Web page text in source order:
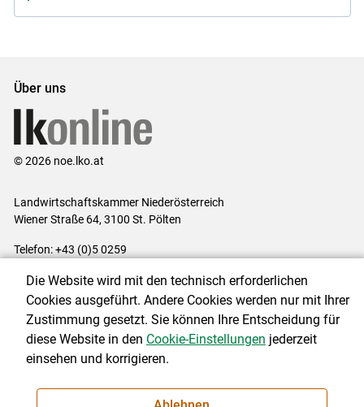
Über uns
© 2026 noe.lko.at
Landwirtschaftskammer Niederösterreich
Wiener Straße 64, 3100 St. Pölten
Telefon: +43 (0)5 0259
Impressum|Kontakt|Datenschutzerklärung|Barrierefreiheit|
Cookie-Einstellungen
NEWSLETTER
Die Website wird mit den technisch erforderlichen
Cookies ausgeführt. Andere Cookies werden nur mit Ihrer
Zustimmung gesetzt. Sie können Ihre Entscheidung für
diese Website in den Cookie-Einstellungen jederzeit
einsehen und korrigieren.